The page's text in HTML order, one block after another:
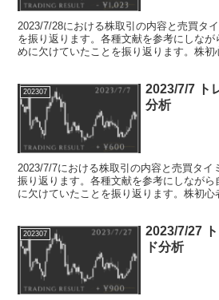
2023/7/28における株取引の内容と売買タ
を振り返ります。各種文献を参考にしな
めに欠けていたことを振り返ります。株初
202307
2023/7/7 ト
分析
2023/7/7における株取引の内容と売買タイ
振り返ります。各種文献を参考にしなが
に欠けていたことを振り返ります。株初心
202307
2023/7/27
ド分析